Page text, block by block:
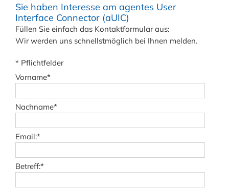
Sie haben Interesse am agentes User
Interface Connector (aUIC)
Füllen Sie einfach das Kontaktformular aus:
Wir werden uns schnellstmöglich bei Ihnen melden.
* Pflichtfelder
Vorname*
Nachname*
Email:*
Betreff:*